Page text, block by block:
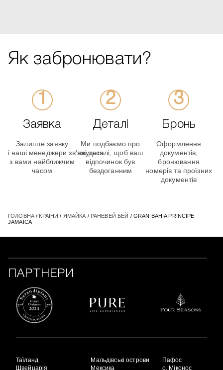
Як забронювати?
Заявка
Залиште заявку
і наші менеджери зв'яжуться
з вами найближчим
часом
Деталі
Ми подбаємо про
всі деталі, щоб ваш
відпочинок був
бездоганним
Бронь
Оформлення
документів,
бронювання
номерів та проїзних
документів
ГОЛОВНА/ КРАЇНИ / ЯМАЙКА / РАНЕВЕЙ БЕЙ / GRAN BAHIA PRINCIPE
JAMAICA
ПАРТНЕРИ
Таїланд
Швейцарія
Мальдівські острови
Мексика
Пафос
о. Міконос